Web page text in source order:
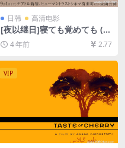
日韩 高清电影
[夜以继日]寝ても覚めても (2
018)[百度网盘+迅雷云盘资源
1080P超清未删减][MP4/7.1G
B][日语中字]
4 年前 2.77
VIP